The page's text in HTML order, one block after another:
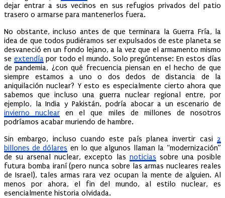
dejar entrar a sus vecinos en sus refugios privados del patio
trasero o armarse para mantenerlos fuera.
No obstante, incluso antes de que terminara la Guerra Fría, la
idea de que todos pudiéramos ser expulsados de este planeta se
desvaneció en un fondo lejano, a la vez que el armamento mismo
se extendía por todo el mundo. Solo pregúntense: En estos días
de pandemia, ¿con qué frecuencia piensan en el hecho de que
siempre estamos a uno o dos dedos de distancia de la
aniquilación nuclear? Y esto es especialmente cierto ahora que
sabemos que incluso una guerra nuclear regional entre, por
ejemplo, la India y Pakistán, podría abocar a un escenario de
invierno nuclear en el que miles de millones de nosotros
podríamos acabar muriendo de hambre.
Sin embargo, incluso cuando este país planea invertir casi 2
billones de dólares en lo que algunos llaman la “modernización”
de su arsenal nuclear, excepto las noticias sobre una posible
futura bomba iraní (pero nunca sobre las armas nucleares reales
de Israel), tales armas rara vez ocupan la mente de alguien. Al
menos por ahora, el fin del mundo, al estilo nuclear, es
esencialmente historia olvidada.